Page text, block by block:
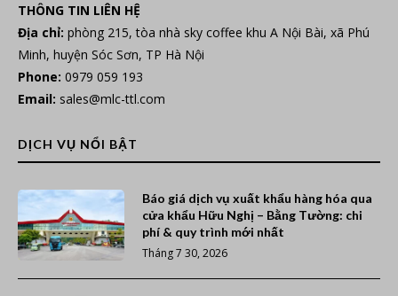
THÔNG TIN LIÊN HỆ
Địa chỉ: phòng 215, tòa nhà sky coffee khu A Nội Bài, xã Phú
Minh, huyện Sóc Sơn, TP Hà Nội
Phone: 0979 059 193
Email: sales@mlc-ttl.com
DỊCH VỤ NỔI BẬT
Báo giá dịch vụ xuất khẩu hàng hóa qua
cửa khẩu Hữu Nghị – Bằng Tường: chi
phí & quy trình mới nhất
Tháng 7 30, 2026